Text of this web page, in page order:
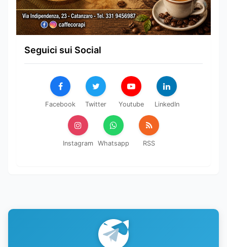
Seguici sui Social
Facebook Twitter Youtube LinkedIn
Instagram Whatsapp RSS